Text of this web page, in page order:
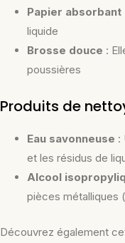
Papier absorbant
liquide
Brosse douce :
poussières
Produits de
Eau savonneuse :
et les résidus de
Alcool
pièces métalliques
Découvrez également